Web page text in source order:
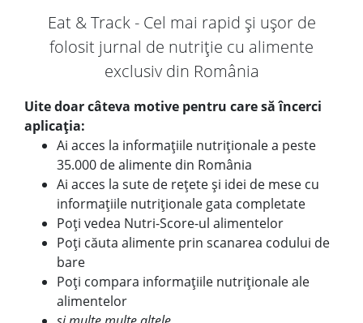
Eat & Track - Cel mai rapid și ușor de
folosit jurnal de nutriție cu alimente
exclusiv din România
Uite doar câteva motive pentru care să încerci
aplicația:
Ai acces la informațiile nutriționale a peste
35.000 de alimente din România
Ai acces la sute de rețete și idei de mese cu
informațiile nutriționale gata completate
Poți vedea Nutri-Score-ul alimentelor
Poți căuta alimente prin scanarea codului de
bare
Poți compara informațiile nutriționale ale
alimentelor